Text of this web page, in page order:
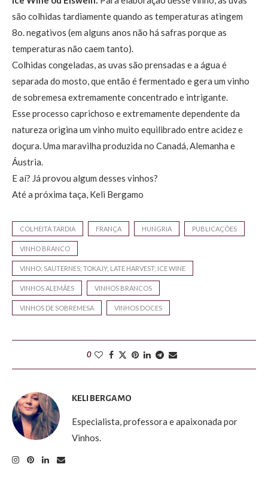
são colhidas tardiamente quando as temperaturas atingem
8o. negativos (em alguns anos não há safras porque as
temperaturas não caem tanto).
Colhidas congeladas, as uvas são prensadas e a água é
separada do mosto, que então é fermentado e gera um vinho
de sobremesa extremamente concentrado e intrigante.
Esse processo caprichoso e extremamente dependente da
natureza origina um vinho muito equilibrado entre acidez e
doçura. Uma maravilha produzida no Canadá, Alemanha e
Áustria.
E aí? Já provou algum desses vinhos?
Até a próxima taça, Keli Bergamo
COLHEITA TARDIA FRANÇA HUNGRIA PUBLICAÇÕES
VINHO BRANCO
VINHO; SAUTERNES; TOKAJY; LATE HARVEST; ICE WINE
VINHOS ALEMÃES VINHOS BRANCOS
VINHOS DE SOBREMESA VINHOS DOCES
0
KELI BERGAMO
Especialista, professora e apaixonada por
Vinhos.